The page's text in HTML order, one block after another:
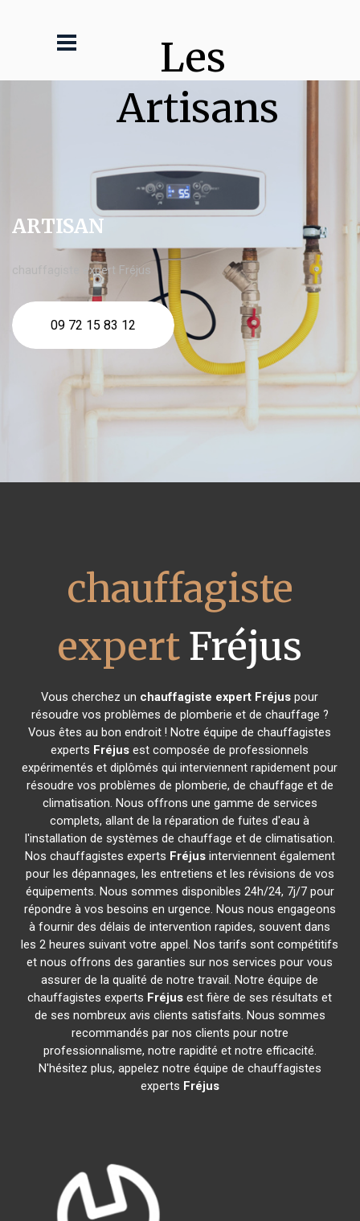
Les
Artisans
ARTISAN
chauffagiste expert Fréjus
09 72 15 83 12
chauffagiste
expertFréjus
Vous cherchez un chauffagiste expert Fréjus pour
résoudre vos problèmes de plomberie et de chauffage ?
Vous êtes au bon endroit ! Notre équipe de chauffagistes
experts Fréjus est composée de professionnels
expérimentés et diplômés qui interviennent rapidement pour
résoudre vos problèmes de plomberie, de chauffage et de
climatisation. Nous offrons une gamme de services
complets, allant de la réparation de fuites d'eau à
l'installation de systèmes de chauffage et de climatisation.
Nos chauffagistes experts Fréjusinterviennent également
pour les dépannages, les entretiens et les révisions de vos
équipements. Nous sommes disponibles 24h/24, 7j/7 pour
répondre à vos besoins en urgence. Nous nous engageons
à fournir des délais de intervention rapides, souvent dans
les 2 heures suivant votre appel. Nos tarifs sont compétitifs
et nous offrons des garanties sur nos services pour vous
assurer de la qualité de notre travail. Notre équipe de
chauffagistes experts Fréjus est fière de ses résultats et
de ses nombreux avis clients satisfaits. Nous sommes
recommandés par nos clients pour notre
professionnalisme, notre rapidité et notre efficacité.
N'hésitez plus, appelez notre équipe de chauffagistes
experts Fréjus